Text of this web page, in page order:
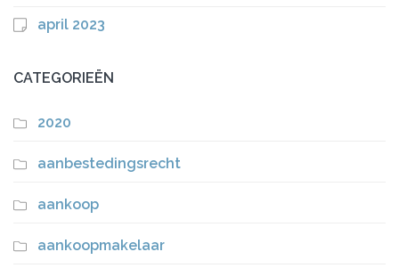
april 2023
CATEGORIEËN
2020
aanbestedingsrecht
aankoop
aankoopmakelaar